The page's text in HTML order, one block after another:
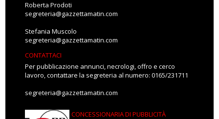
Roberta Prodoti
segreteria@gazzettamatin.com
Stefania Muscolo
segreteria@gazzettamatin.com
CONTATTACI
Per pubblicazione annunci, necrologi, offro e cerco
lavoro, contattare la segreteria al numero: 0165/231711
segreteria@gazzettamatin.com
CONCESSIONARIA DI PUBBLICITÀ